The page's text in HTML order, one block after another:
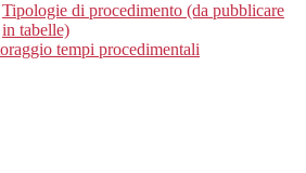
Tipologie di procedimento (da pubblicare
in tabelle)
tempi procedimentali